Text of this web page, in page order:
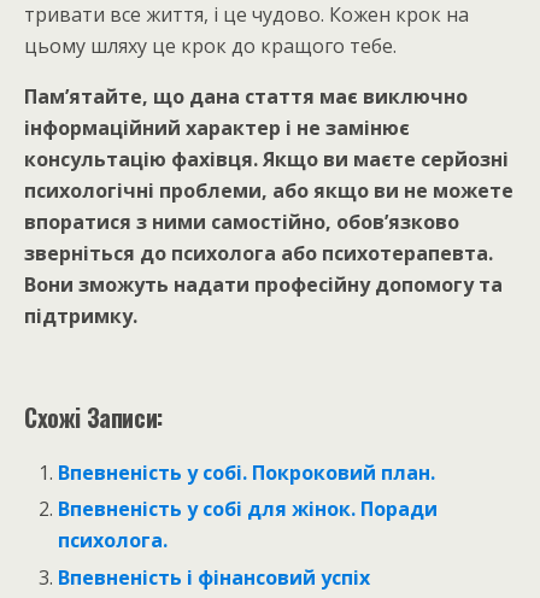
тривати все життя, і це чудово. Кожен крок на
цьому шляху це крок до кращого тебе.
Пам’ятайте, що дана стаття має виключно
інформаційний характер і не замінює
консультацію фахівця. Якщо ви маєте серйозні
психологічні проблеми, або якщо ви не можете
впоратися з ними самостійно, обов’язково
зверніться до психолога або психотерапевта.
Вони зможуть надати професійну допомогу та
підтримку.
Схожі Записи:
Впевненість у собі. Покроковий план.
Впевненість у собі для жінок. Поради
психолога.
Впевненість і фінансовий успіх